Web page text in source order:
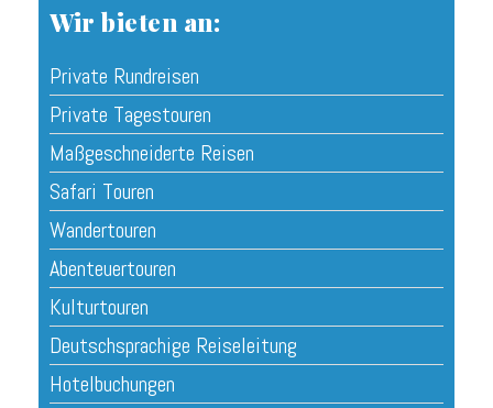
Wir bieten an:
Private Rundreisen
Private Tagestouren
Maßgeschneiderte Reisen
Safari Touren
Wandertouren
Abenteuertouren
Kulturtouren
Deutschsprachige Reiseleitung
Hotelbuchungen